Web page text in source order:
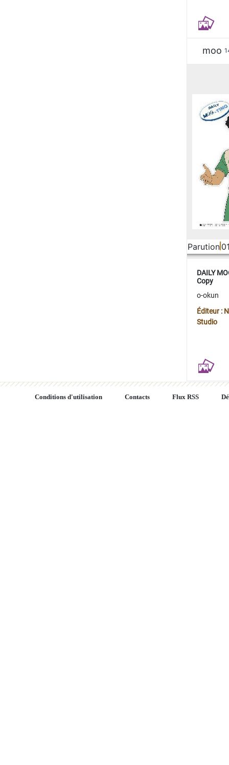
moo
Parution
DAILY
Copy
o-okun
Éditeur :
Studio
Conditions d'utilisation Contacts Flux RSS